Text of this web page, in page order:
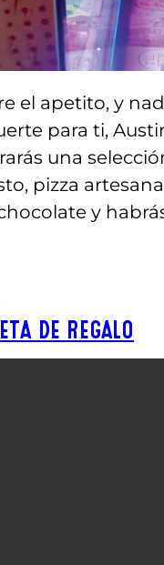
DE REGALO
el apetito, y
para ti,
una
pizza
y